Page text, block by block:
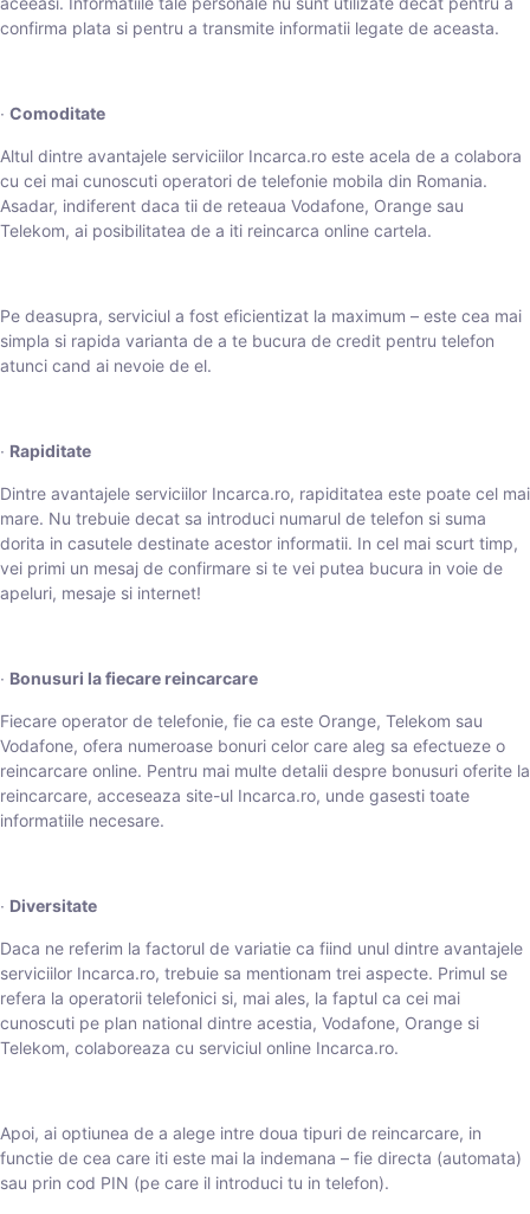
confirma plata si pentru a transmite informatii legate de aceasta.
∙ Comoditate
Altul dintre avantajele serviciilor Incarca.ro este acela de a colabora
cu cei mai cunoscuti operatori de telefonie mobila din Romania.
Asadar, indiferent daca tii de reteaua Vodafone, Orange sau
Telekom, ai posibilitatea de a iti reincarca online cartela.
Pe deasupra, serviciul a fost eficientizat la maximum – este cea mai
simpla si rapida varianta de a te bucura de credit pentru telefon
atunci cand ai nevoie de el.
∙ Rapiditate
Dintre avantajele serviciilor Incarca.ro, rapiditatea este poate cel mai
mare. Nu trebuie decat sa introduci numarul de telefon si suma
dorita in casutele destinate acestor informatii. In cel mai scurt timp,
vei primi un mesaj de confirmare si te vei putea bucura in voie de
apeluri, mesaje si internet!
∙ Bonusuri la fiecare reincarcare
Fiecare operator de telefonie, fie ca este Orange, Telekom sau
Vodafone, ofera numeroase bonuri celor care aleg sa efectueze o
reincarcare online. Pentru mai multe detalii despre bonusuri oferite la
reincarcare, acceseaza site-ul Incarca.ro, unde gasesti toate
informatiile necesare.
∙ Diversitate
Daca ne referim la factorul de variatie ca fiind unul dintre avantajele
serviciilor Incarca.ro, trebuie sa mentionam trei aspecte. Primul se
refera la operatorii telefonici si, mai ales, la faptul ca cei mai
cunoscuti pe plan national dintre acestia, Vodafone, Orange si
Telekom, colaboreaza cu serviciul online Incarca.ro.
Apoi, ai optiunea de a alege intre doua tipuri de reincarcare, in
functie de cea care iti este mai la indemana – fie directa (automata)
sau prin cod PIN (pe care il introduci tu in telefon).